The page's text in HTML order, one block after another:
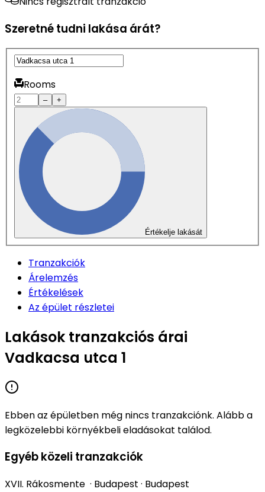
Szeretné tudni lakása árát?
Rooms
– +
Értékelje lakását
Tranzakciók
Árelemzés
Értékelések
Az épület részletei
Lakások tranzakciós árai
Vadkacsa utca 1
Ebben az épületben még nincs tranzakciónk. Alább a
legközelebbi környékbeli eladásokat találod.
Egyéb közeli tranzakciók
XVII. Rákosmente · Budapest · Budapest